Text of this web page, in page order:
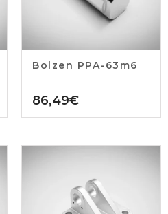
Bolzen PPA-63m6
86,49€